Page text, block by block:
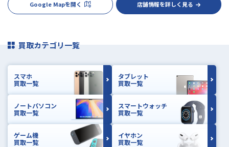
Google Mapを開く 店舗情報を詳しく見る
買取カテゴリ一覧
スマホ
買取一覧
タブレット
買取一覧
ノートパソコン
買取一覧
スマートウォッチ
買取一覧
ゲーム機
買取一覧
イヤホン
買取一覧